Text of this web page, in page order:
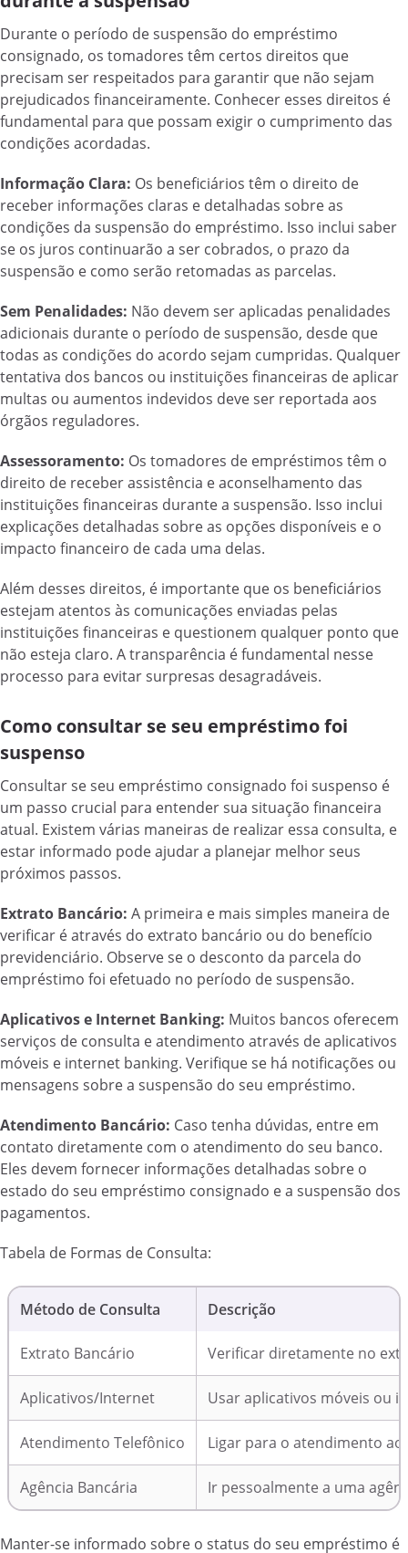
Durante o período de suspensão do empréstimo
consignado, os tomadores têm certos direitos que
precisam ser respeitados para garantir que não sejam
prejudicados financeiramente. Conhecer esses direitos é
fundamental para que possam exigir o cumprimento das
condições acordadas.
Informação Clara: Os beneficiários têm o direito de
receber informações claras e detalhadas sobre as
condições da suspensão do empréstimo. Isso inclui saber
se os juros continuarão a ser cobrados, o prazo da
suspensão e como serão retomadas as parcelas.
Sem Penalidades: Não devem ser aplicadas penalidades
adicionais durante o período de suspensão, desde que
todas as condições do acordo sejam cumpridas. Qualquer
tentativa dos bancos ou instituições financeiras de aplicar
multas ou aumentos indevidos deve ser reportada aos
órgãos reguladores.
Assessoramento: Os tomadores de empréstimos têm o
direito de receber assistência e aconselhamento das
instituições financeiras durante a suspensão. Isso inclui
explicações detalhadas sobre as opções disponíveis e o
impacto financeiro de cada uma delas.
Além desses direitos, é importante que os beneficiários
estejam atentos às comunicações enviadas pelas
instituições financeiras e questionem qualquer ponto que
não esteja claro. A transparência é fundamental nesse
processo para evitar surpresas desagradáveis.
Como consultar se seu empréstimo foi
suspenso
Consultar se seu empréstimo consignado foi suspenso é
um passo crucial para entender sua situação financeira
atual. Existem várias maneiras de realizar essa consulta, e
estar informado pode ajudar a planejar melhor seus
próximos passos.
Extrato Bancário: A primeira e mais simples maneira de
verificar é através do extrato bancário ou do benefício
previdenciário. Observe se o desconto da parcela do
empréstimo foi efetuado no período de suspensão.
Aplicativos e Internet Banking: Muitos bancos oferecem
serviços de consulta e atendimento através de aplicativos
móveis e internet banking. Verifique se há notificações ou
mensagens sobre a suspensão do seu empréstimo.
Atendimento Bancário: Caso tenha dúvidas, entre em
contato diretamente com o atendimento do seu banco.
Eles devem fornecer informações detalhadas sobre o
estado do seu empréstimo consignado e a suspensão dos
pagamentos.
Tabela de Formas de Consulta:
Método de Consulta Descrição
Extrato Bancário Verificar diretamente no
Aplicativos/Internet Usar aplicativos móveis ou
Atendimento Telefônico Ligar para o atendimento
Agência Bancária Ir pessoalmente a uma
Manter-se informado sobre o status do seu empréstimo é